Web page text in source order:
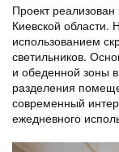
Проект реализован
Киевской области.
использованием
светильников.
и обеденной зоны
разделения
современный
ежедневного